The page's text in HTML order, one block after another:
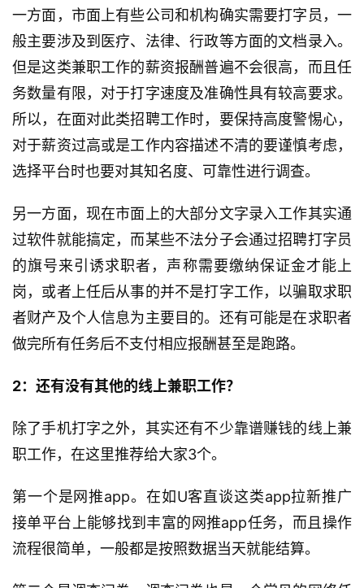
一方面，市面上有些公司和机构确实需要打字员，一
般主要涉及到医疗、法律、行政等方面的文档录入。
但是这类兼职工作的薪资报酬普遍不会很高，而且任
务数量有限，对于打字速度及准确性具有较高要求。
所以，在面对此类招聘工作时，要保持高度警惕心，
对于薪资过高或是工作内容描述不清的要谨慎考虑，
选择平台时也要对其知名度、可靠性进行调查。
另一方面，现在市面上的大部分文字录入工作其实通
过软件就能搞定，而某些不法分子会通过招聘打字员
的旗号来引诱求职者，声称需要缴纳保证金才能上
岗，或者上任后从事的并不是打字工作，以骗取求职
者财产及个人信息为主要目的。还有可能是在求职者
做完所有任务后不支付相应报酬甚至是跑路。
2：还有没有其他的线上兼职工作？
除了手机打字之外，其实还有不少靠谱赚钱的线上兼
职工作，在这里推荐给大家3个。
第一个是网推app。在如U客直谈这类app拉新推广
接单平台上能够找到丰富的网推app任务，而且操作
流程很简单，一般都是按照数据当天就能结算。